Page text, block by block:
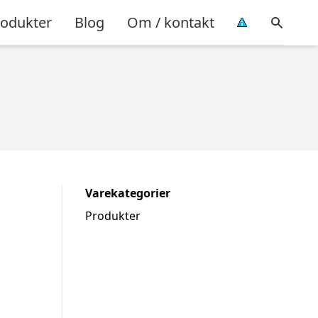
Blog Om / kontakt
Varekategorier
Produkter